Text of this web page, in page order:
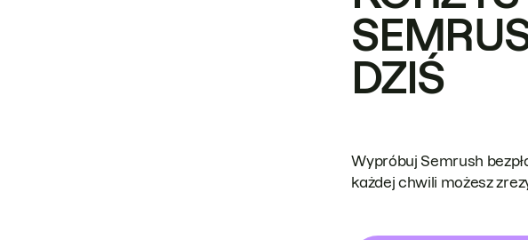
DZIŚ
Wypróbuj Semrush
każdej chwili możesz